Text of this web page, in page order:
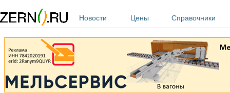
Новости
Цены Справочники